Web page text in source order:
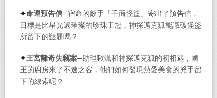
✦命運預告信─宿命的敵手「千面怪盜」寄出了預告信，
目標是比星光還璀璨的珍珠王冠，神探邁克狐能識破怪盜
所留下的謎題嗎？
✦王宮離奇失竊案─助理啾颯和神探邁克狐的初相遇，國
王的廚房來了不速之客，他們如何發現熱愛美食的兇手留
下的線索呢？